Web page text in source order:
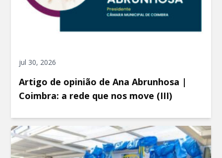
jul 30, 2026
Artigo de opinião de Ana Abrunhosa |
Coimbra: a rede que nos move (III)